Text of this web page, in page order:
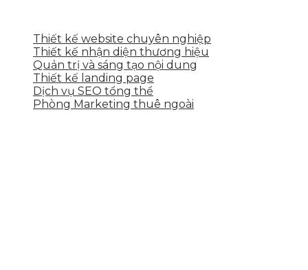
Thiết kế website chuyên nghiệp
Thiết kế nhận diện thương hiệu
Quản trị và sáng tạo nội dung
Thiết kế landing page
Dịch vụ SEO tổng thể
Phòng Marketing thuê ngoài